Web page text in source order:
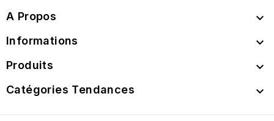
A Propos 
Informations 
Produits 
Catégories Tendances 